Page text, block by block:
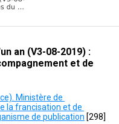
an (V3-08-2019) :
et de
Ministère de
la francisation et de
de publication [298]